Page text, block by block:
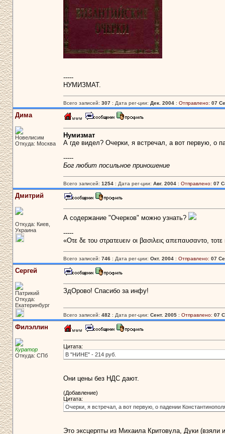
-----
НУМИЗМАТ.
Всего записей: 307: Дата рег-ции: Дек. 2004: Отправлено: 07
Дима
Новелисим
Откуда: Москва
Нумизмат
А где видел? Очерки, я встречал, а вот первую, о
-----
Бог любит посильное приношение
Всего записей: 1254: Дата рег-ции: Авг. 2004: Отправлено: 07
Дмитрий
Откуда: Киев,
Украина
А содержание "Очерков" можно узнать?
-----
«Οτε δε του στρατευειν οι βασιλεις απεπαυσαντο,
Всего записей: 746: Дата рег-ции: Окт. 2004: Отправлено: 07
Сергей
Патрикий
Откуда:
Екатеринбург
ЗдОрово! Спасибо за инфу!
Всего записей: 482 : Дата рег-ции: Сент. 2005: Отправлено: 07
Филэллин
Куратор
Откуда: СПб
Цитата:
В "НИНЕ" - 214 руб.
Они цены без НДС дают.
(Добавление)
Цитата:
Очерки, я встречал, а вот первую, о падении
Это эксцерпты из Михаила Критовула, Дуки